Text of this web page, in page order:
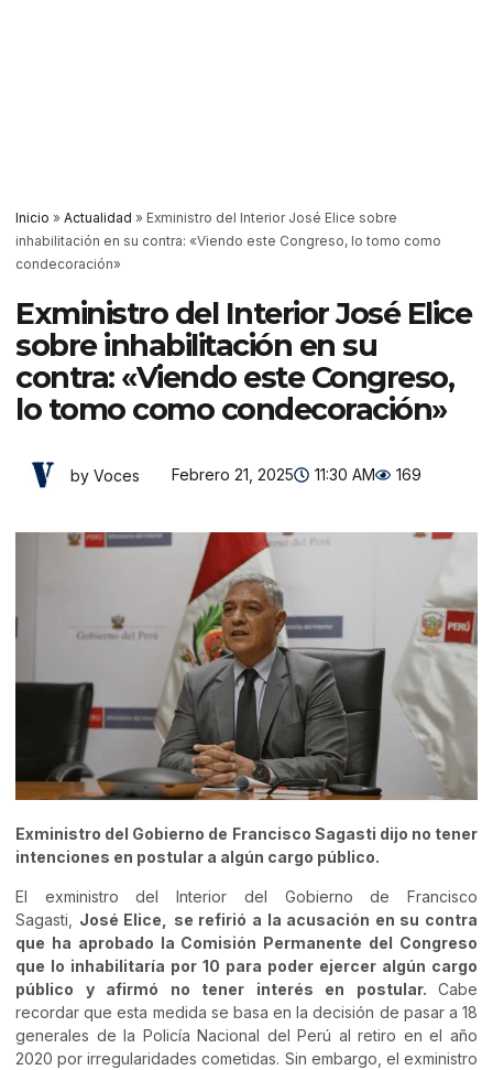
Inicio » Actualidad » Exministro del Interior José Elice sobre
inhabilitación en su contra: «Viendo este Congreso, lo tomo como
condecoración»
Exministro del Interior José Elice
sobre inhabilitación en su
contra: «Viendo este Congreso,
lo tomo como condecoración»
by Voces Febrero 21, 2025 11:30 AM 169
Exministro del Gobierno de Francisco Sagasti dijo no tener
intenciones en postular a algún cargo público.
El exministro del Interior del Gobierno de Francisco
Sagasti, José Elice,
se refirió a la acusación en su contra
que ha aprobado la Comisión Permanente del Congreso
que lo inhabilitaría por 10 para poder ejercer algún cargo
público y afirmó no tener interés en postular. Cabe
recordar que esta medida se basa en la decisión de pasar a 18
generales de la Policía Nacional del Perú al retiro en el año
2020 por irregularidades cometidas. Sin embargo, el exministro